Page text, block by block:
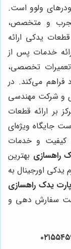
ولوو است.
مجرب و متخصص،
یدکی ارائه
خدمات پس از
تخصصی،
فراهم می‌کند. در
و شرکت مهندسی
بر ارائه قطعات
جایگاه ویژه‌ای
کیفیت و خدمات
راهسازی بهترین
یدکی اورجینال به
پارت یدک راهسازی
سفارش دهی و